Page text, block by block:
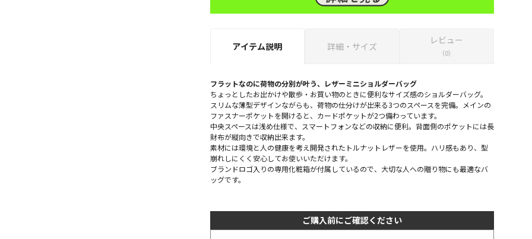
アイテム説明 詳細・サイズ
レビュー
（0）
フラットなのに荷物の分別が叶う、レザーミニショルダーバッグ
ちょっとしたお出かけや散歩・お買い物のときに便利なサイズ感のショルダーバッグ。
スリムな薄型デザインながらも、荷物の仕分けが出来る3つのスペースを完備。メインの
ファスナーポケットを開けると、カードポケットが2つ備わっています。
中央スペースは浅め仕様で、スマートフォンなどの収納に便利。背面側のポケットには長
財布が縦向きで収納出来ます。
素材には環境と人の健康を考え開発されたトルナットレザーを使用。ハリ感もあり、型
崩れしにくく安心してお使いいただけます。
ブランドロゴ入りの専用化粧箱が付属しているので、大切な人への贈り物にも最適なバ
ッグです。
ご購入前にご確認ください